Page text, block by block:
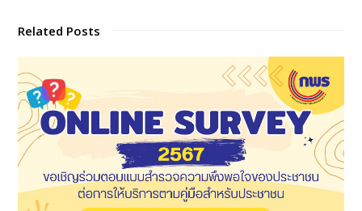
Related Posts